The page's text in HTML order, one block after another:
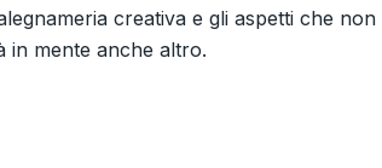
creativa e gli aspetti che non
in mente anche altro.